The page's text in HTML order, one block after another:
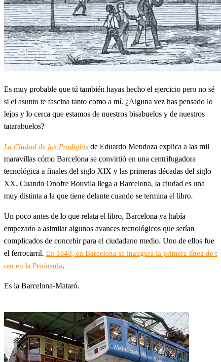
Es muy probable que tú también hayas hecho el ejercicio pero no sé
si el asunto te fascina tanto como a mí. ¿Alguna vez has pensado lo
lejos y lo cerca que estamos de nuestros bisabuelos y de nuestros
tatarabuelos?
La Ciudad de los Prodigios de Eduardo Mendoza explica a las mil
maravillas cómo Barcelona se convirtió en una centrifugadora
tecnológica a finales del siglo XIX y las primeras décadas del siglo
XX. Cuando Onofre Bouvila llega a Barcelona, la ciudad es una
muy distinta a la que tiene delante cuando se termina el libro.
Un poco antes de lo que relata el libro, Barcelona ya había
empezado a asimilar algunos avances tecnológicos que serían
complicados de concebir para el ciudadano medio. Uno de ellos fue
el ferrocarril. En 1848, en Barcelona se inaugura la primera línea de t
ren en la Península.
Es la Barcelona-Mataró.